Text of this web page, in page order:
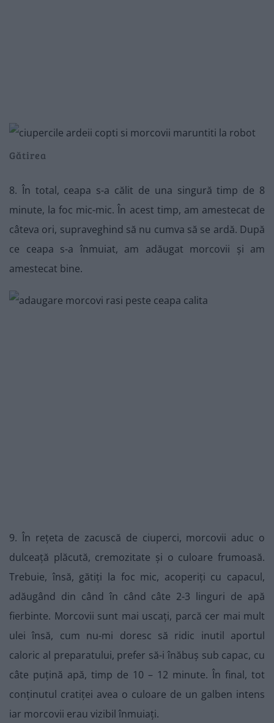
Gătirea
8. În total, ceapa s-a călit de una singură timp de 8
minute, la foc mic-mic. În acest timp, am amestecat de
câteva ori, supraveghind să nu cumva să se ardă. După
ce ceapa s-a înmuiat, am adăugat morcovii și am
amestecat bine.
9. În rețeta de zacuscă de ciuperci, morcovii aduc o
dulceață plăcută, cremozitate și o culoare frumoasă.
Trebuie, însă, gătiți la foc mic, acoperiți cu capacul,
adăugând din când în când câte 2-3 linguri de apă
fierbinte. Morcovii sunt mai uscați, parcă cer mai mult
ulei însă, cum nu-mi doresc să ridic inutil aportul
caloric al preparatului, prefer să-i înăbuș sub capac, cu
câte puțină apă, timp de 10 – 12 minute. În final, tot
conținutul cratiței avea o culoare de un galben intens
iar morcovii erau vizibil înmuiați.